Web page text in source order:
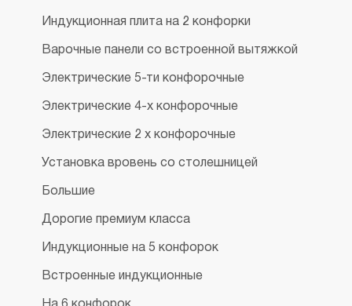
Индукционная плита на 2 конфорки
Варочные панели со встроенной вытяжкой
Электрические 5-ти конфорочные
Электрические 4-х конфорочные
Электрические 2 х конфорочные
Установка вровень со столешницей
Большие
Дорогие премиум класса
Индукционные на 5 конфорок
Встроенные индукционные